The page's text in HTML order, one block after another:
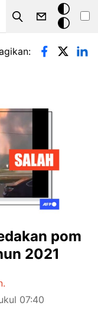
Search
Mode
gelap
pom
2021
07:40